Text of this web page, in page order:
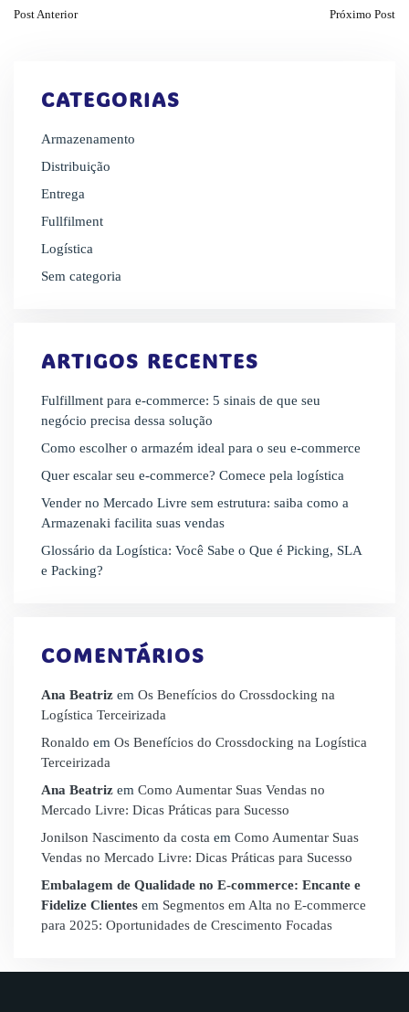
Post Anterior Próximo Post
CATEGORIAS
Armazenamento
Distribuição
Entrega
Fullfilment
Logística
Sem categoria
ARTIGOS RECENTES
Fulfillment para e-commerce: 5 sinais de que seu
negócio precisa dessa solução
Como escolher o armazém ideal para o seu e-commerce
Quer escalar seu e-commerce? Comece pela logística
Vender no Mercado Livre sem estrutura: saiba como a
Armazenaki facilita suas vendas
Glossário da Logística: Você Sabe o Que é Picking, SLA
e Packing?
COMENTÁRIOS
Ana Beatriz em Os Benefícios do Crossdocking na
Logística Terceirizada
Ronaldo em Os Benefícios do Crossdocking na Logística
Terceirizada
Ana Beatriz em Como Aumentar Suas Vendas no
Mercado Livre: Dicas Práticas para Sucesso
Jonilson Nascimento da costa em Como Aumentar Suas
Vendas no Mercado Livre: Dicas Práticas para Sucesso
Embalagem de Qualidade no E-commerce: Encante e
Fidelize Clientes em Segmentos em Alta no E-commerce
para 2025: Oportunidades de Crescimento Focadas